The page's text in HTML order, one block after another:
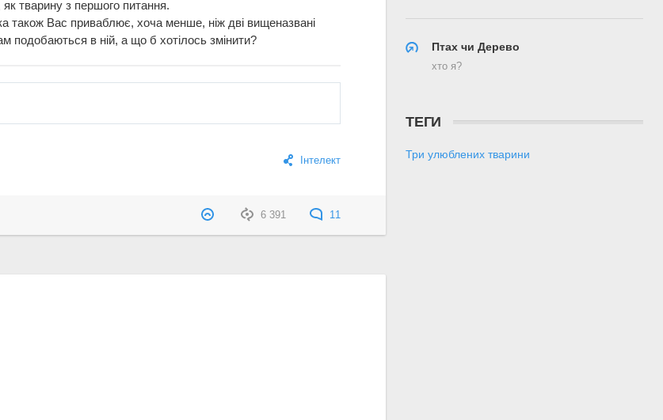
тварину з першого питання.
також Вас приваблює, хоча менше, ніж дві вищеназвані
подобаються в ній, а що б хотілось змінити?
Інтелект
6 391 11
Птах чи Дерево
хто я?
ТЕГИ
Три улюблених тварини